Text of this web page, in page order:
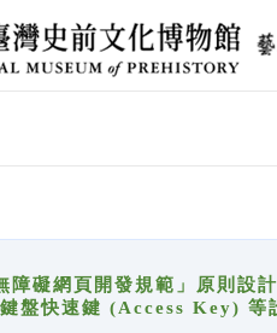
障礙網頁開發規範」原則設
盤快速鍵 (Access Key) 等